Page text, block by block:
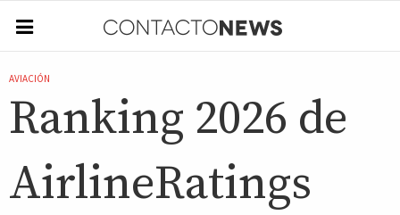
AVIACIÓN
Ranking 2026 de
AirlineRatings